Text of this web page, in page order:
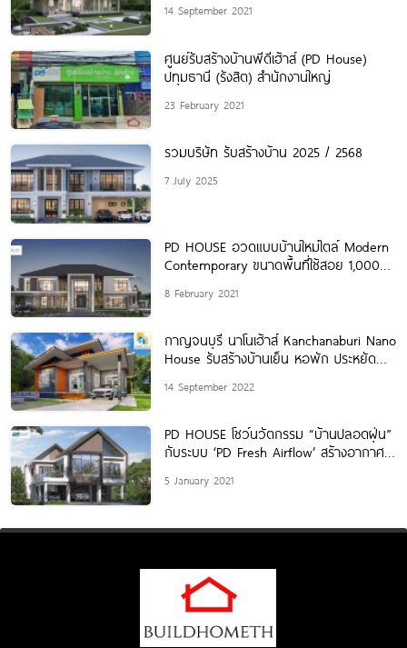
14 September 2021
ศูนย์รับสร้างบ้านพีดีเฮ้าส์ (PD House)
ปทุมธานี (รังสิต) สำนักงานใหญ่
23 February 2021
รวมบริษัท รับสร้างบ้าน 2025 / 2568
7 July 2025
PD HOUSE อวดแบบบ้านใหม่ไตล์ Modern
Contemporary ขนาดพื้นที่ใช้สอย 1,000
8 February 2021
กาญจนบุรี นาโนเฮ้าส์ Kanchanaburi Nano
House รับสร้างบ้านเย็น หอพัก ประหยัด
14 September 2022
PD HOUSE โชว์นวัตกรรม “บ้านปลอดฝุ่น”
กับระบบ ‘PD Fresh Airflow’ สร้างอากาศ
5 January 2021